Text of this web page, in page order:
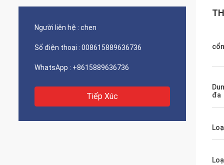
Người liên hệ : chen
Số điện thoại : 008615889636736
WhatsApp : +8615889636736
Tiếp Xúc
đa